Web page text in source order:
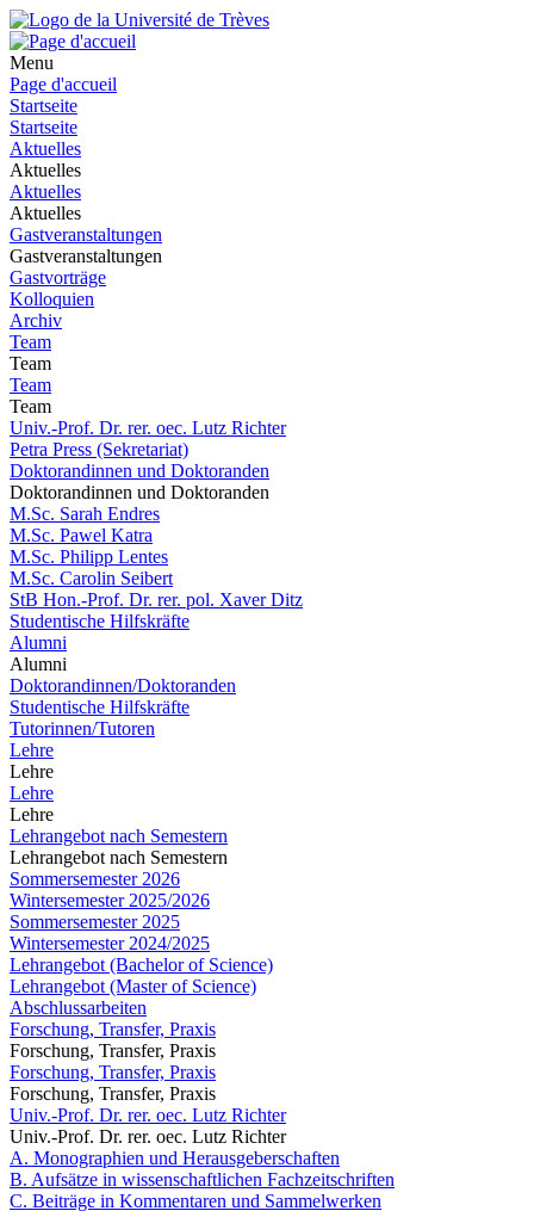
Menu
Page d'accueil
Startseite
Startseite
Aktuelles
Aktuelles
Aktuelles
Aktuelles
Gastveranstaltungen
Gastveranstaltungen
Gastvorträge
Kolloquien
Archiv
Team
Team
Team
Team
Univ.-Prof. Dr. rer. oec. Lutz Richter
Petra Press (Sekretariat)
Doktorandinnen und Doktoranden
Doktorandinnen und Doktoranden
M.Sc. Sarah Endres
M.Sc. Pawel Katra
M.Sc. Philipp Lentes
M.Sc. Carolin Seibert
StB Hon.-Prof. Dr. rer. pol. Xaver Ditz
Studentische Hilfskräfte
Alumni
Alumni
Doktorandinnen/Doktoranden
Studentische Hilfskräfte
Tutorinnen/Tutoren
Lehre
Lehre
Lehre
Lehre
Lehrangebot nach Semestern
Lehrangebot nach Semestern
Sommersemester 2026
Wintersemester 2025/2026
Sommersemester 2025
Wintersemester 2024/2025
Lehrangebot (Bachelor of Science)
Lehrangebot (Master of Science)
Abschlussarbeiten
Forschung, Transfer, Praxis
Forschung, Transfer, Praxis
Forschung, Transfer, Praxis
Forschung, Transfer, Praxis
Univ.-Prof. Dr. rer. oec. Lutz Richter
Univ.-Prof. Dr. rer. oec. Lutz Richter
A. Monographien und Herausgeberschaften
B. Aufsätze in wissenschaftlichen Fachzeitschriften
C. Beiträge in Kommentaren und Sammelwerken